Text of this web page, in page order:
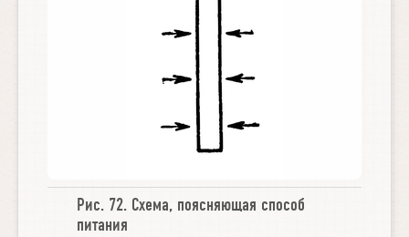
Рис. 72. Схема, поясняющая способ
питания